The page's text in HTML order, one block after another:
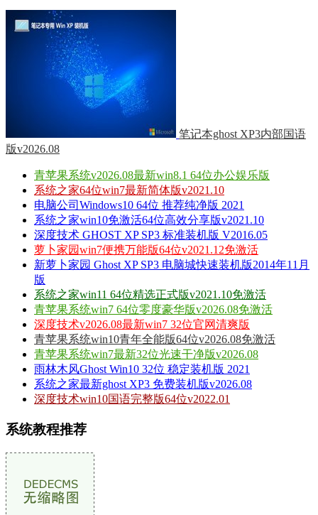
笔记本ghost XP3内部国语
版v2026.08
青苹果系统v2026.08最新win8.1 64位办公娱乐版
系统之家64位win7最新简体版v2021.10
电脑公司Windows10 64位 推荐纯净版 2021
系统之家win10免激活64位高效分享版v2021.10
深度技术 GHOST XP SP3 标准装机版 V2016.05
萝卜家园win7便携万能版64位v2021.12免激活
新萝卜家园 Ghost XP SP3 电脑城快速装机版2014年11月
版
系统之家win11 64位精选正式版v2021.10免激活
青苹果系统win7 64位零度豪华版v2026.08免激活
深度技术v2026.08最新win7 32位官网清爽版
青苹果系统win10青年全能版64位v2026.08免激活
青苹果系统win7最新32位光速干净版v2026.08
雨林木风Ghost Win10 32位 稳定装机版 2021
系统之家最新ghost XP3 免费装机版v2026.08
深度技术win10国语完整版64位v2022.01
系统教程推荐